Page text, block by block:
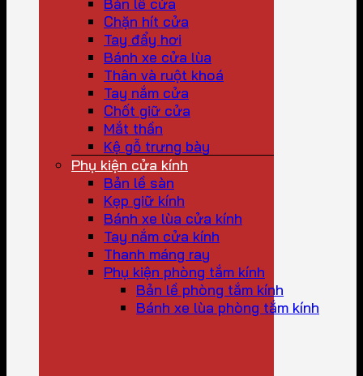
Chặn hít cửa
Tay đẩy hơi
Bánh xe cửa lùa
Thân và ruột khoá
Tay nắm cửa
Chốt giữ cửa
Mắt thần
Kệ gỗ trưng bày
Phụ kiện cửa kính
Bản lề sàn
Kẹp giữ kính
Bánh xe lùa cửa kính
Tay nắm cửa kính
Thanh máng ray
Phụ kiện phòng tắm kính
Bản lề phòng tắm kính
Bánh xe lùa phòng tắm kính